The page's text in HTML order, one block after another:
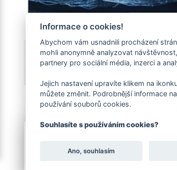
Tento typ pletiva slouží díky své
výhodou tohoto typu pletiva je lehká
Používá se hlavně na oplocení lesních
Informace o cookies!
Abychom vám usnadnili procházení
mohli anonymně analyzovat
partnery pro sociální média, inzerci a
Jejich nastavení upravíte klikem na
můžete změnit. Podrobnější informace
používání souborů cookies.
Souhlasíte s používáním cookies?
Ano, souhlasím